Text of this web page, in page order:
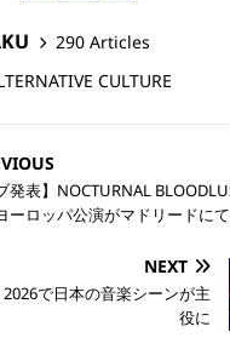
290 Articles
CULTURE
発表】NOCTURNAL
ーロッパ公演がマドリードに
NEXT
2026で日本の音楽シーンが主
役に